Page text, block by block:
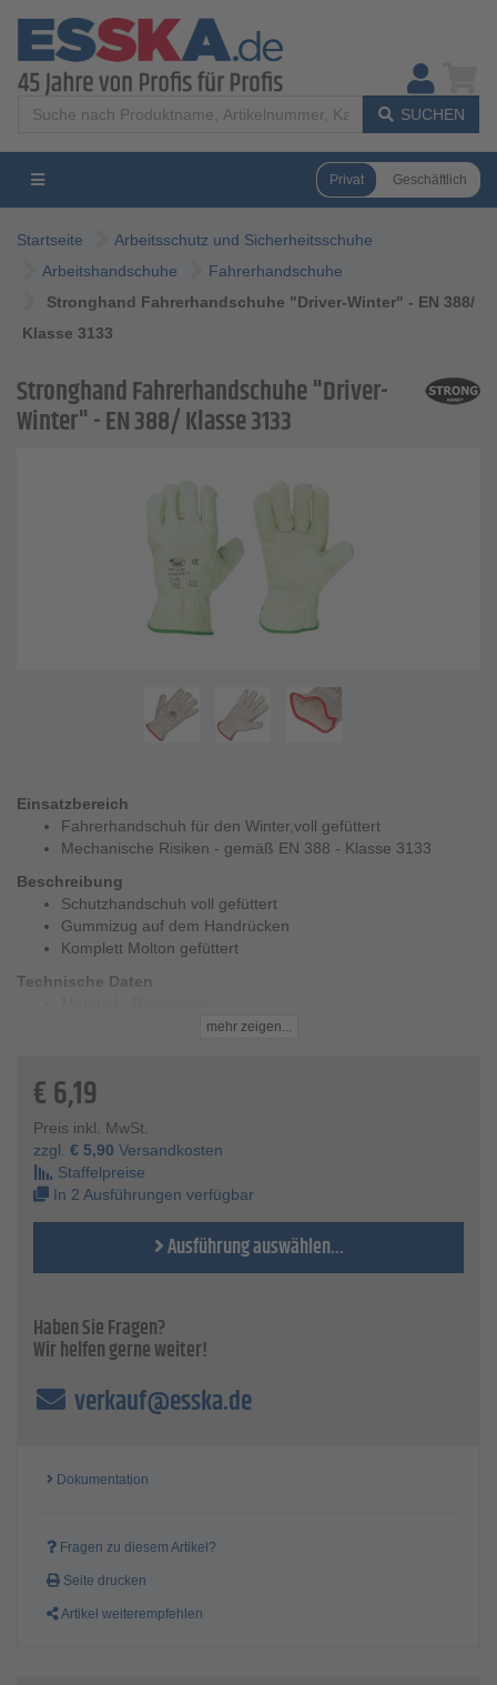
SUCHEN
Privat Geschäftlich
Startseite
Arbeitsschutz und Sicherheitsschuhe
Arbeitshandschuhe
Fahrerhandschuhe
Stronghand Fahrerhandschuhe "Driver-Winter" - EN 388/
Klasse 3133
Stronghand Fahrerhandschuhe "Driver-
Winter" - EN 388/ Klasse 3133
Einsatzbereich
Fahrerhandschuh für den Winter,voll gefüttert
Mechanische Risiken - gemäß EN 388 - Klasse 3133
Beschreibung
Schutzhandschuh voll gefüttert
Gummizug auf dem Handrücken
Komplett Molton gefüttert
Technische Daten
Schnittfestigkeit -1
Durchstichwiderstand - 3
Größen - 9, 11
mehr zeigen...
€6,19
Preis inkl. MwSt.
zzgl. € 5,90 Versandkosten
Staffelpreise
In 2 Ausführungen verfügbar
Ausführung auswählen...
Haben Sie Fragen?
Wir helfen gerne weiter!
verkauf@esska.de
Dokumentation
Fragen zu diesem Artikel?
Seite drucken
Artikel weiterempfehlen